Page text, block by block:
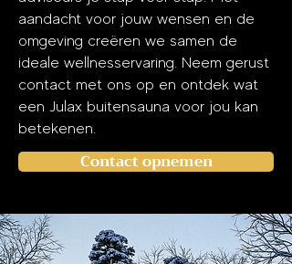
aandacht voor jouw wensen en de
omgeving creëren we samen de
ideale wellnesservaring. Neem gerust
contact met ons op en ontdek wat
een Julax buitensauna voor jou kan
betekenen.
Contact opnemen